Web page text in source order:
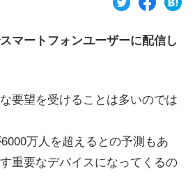
マートフォンユーザーに配信し
要望を受けることは多いのでは
万人を超えるとの予測もあ
重要なデバイスになってくるの